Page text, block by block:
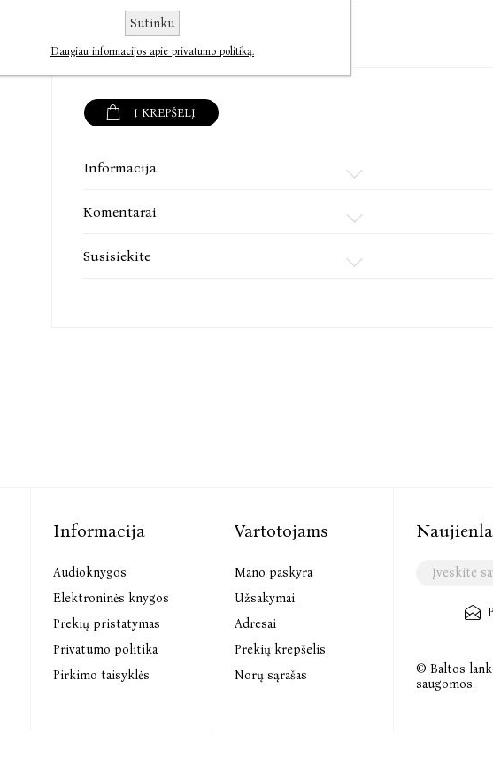
apibendrinanti penkiolika Gavelio kūrybos tyrimo metų.
€11,20 €14,00
Į KREPŠELĮ
Informacija
Komentarai
Susisiekite
Informacija
Audioknygos
Elektroninės knygos
Prekių pristatymas
Privatumo politika
Pirkimo taisyklės
Vartotojams
Mano paskyra
Užsakymai
Adresai
Prekių krepšelis
Norų sąrašas
© Baltos
saugomos.
Sutinku
Daugiau informacijos apie privatumo politiką.